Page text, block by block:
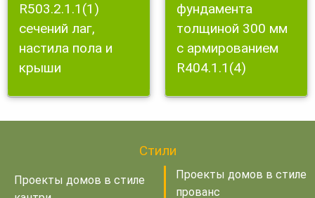
R503.2.1.1(1)
сечений лаг,
настила пола и
крыши
фундамента
толщиной 300 мм
с армированием
R404.1.1(4)
Стили
Проекты домов в стиле
Проекты домов в стиле
прованс